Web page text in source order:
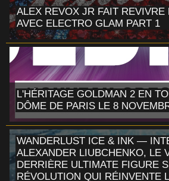
ALEX REVOX JR FAIT REVIVRE
AVEC ELECTRO GLAM PART 1
L'HÉRITAGE GOLDMAN 2 EN
DÔME DE PARIS LE 8
WANDERLUST ICE & INK —
ALEXANDER LIUBCHENKO, LE
DERRIÈRE ULTIMATE FIGURE
RÉVOLUTION QUI RÉINVENTE